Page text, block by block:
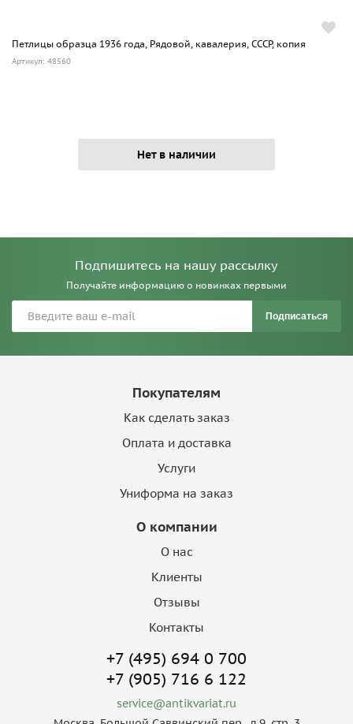
Петлицы образца 1936 года, Рядовой, кавалерия, СССР, копия
Артикул: 48560
Нет в наличии
Подпишитесь на нашу рассылку
Получайте информацию о новинках первыми
Подписаться
Покупателям
Как сделать заказ
Оплата и доставка
Услуги
Униформа на заказ
О компании
О нас
Клиенты
Отзывы
Контакты
+7 (495) 694 0 700
+7 (905) 716 6 122
service@antikvariat.ru